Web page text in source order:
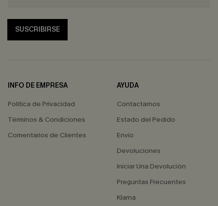
SUSCRIBIRSE
INFO DE EMPRESA
Política de Privacidad
Términos & Condiciones
Comentarios de Clientes
AYUDA
Contactarnos
Estado del Pedido
Envío
Devoluciones
Iniciar Una Devolución
Preguntas Frecuentes
Klarna